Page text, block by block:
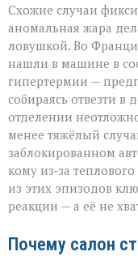
Схожие случаи
аномальная жара
ловушкой. Во
нашли в машине в
гипертермии —
собираясь отвезти в
отделении
менее тяжёлый
заблокированном
кому из‑за
из этих эпизодов
реакции — а её не
Почему салон